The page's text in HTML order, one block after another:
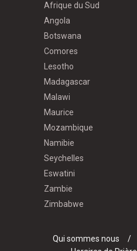
Afrique du Sud
Angola
Botswana
Comores
Lesotho
Madagascar
Malawi
Maurice
Mozambique
Namibie
Seychelles
Eswatini
Zambie
Zimbabwe
Qui sommes nous